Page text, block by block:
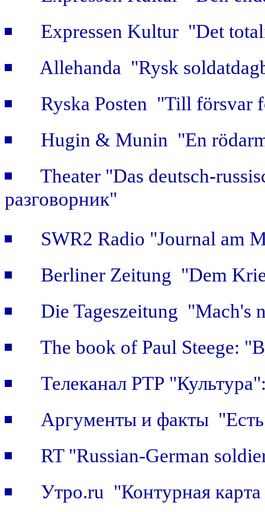
Expressen Kultur "Det
Allehanda "Rysk
Ryska Posten "Till försvar
Hugin & Munin "En
Theater "Das deutsch-
разговорник"
SWR2 Radio "Journal am
Berliner Zeitung "Dem
Die Tageszeitung "Mach's
The book of Paul Steege:
Телеканал РТР
Аргументы и факты
RT "Russian-German
Утро.ru "Контурная